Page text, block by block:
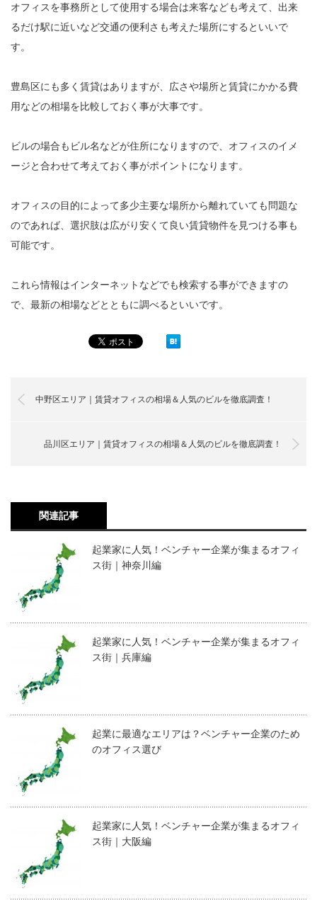
オフィスを事務所として使用する場合は来客なども考えて、出来
るだけ駅に近いなど交通の便利さも考えた場所にするといいで
す。
豊島区にも多く賃貸はありますが、広さや場所と賃貸にかかる費
用などの相場を比較しておく事が大事です。
ビルの場合もビル名などが住所になりますので、オフィスのイメ
ージと合わせて考えておく事がポイントになります。
オフィスの目的によって多少主要な場所から離れていても問題な
のであれば、選択肢は広がり安くて良い賃貸物件を見つける事も
可能です。
これら情報はインターネットなどでも検索する事ができますの
で、最新の相場などとともに調べるといいです。
中野区エリア｜賃貸オフィスの相場＆人気のビルを徹底調査！
品川区エリア｜賃貸オフィスの相場＆人気のビルを徹底調査！
関連記事
起業家に人気！ベンチャー企業が集まるオフィ
ス街｜神奈川編
起業家に人気！ベンチャー企業が集まるオフィ
ス街｜兵庫編
起業に最適なエリアは？ベンチャー企業のため
のオフィス選び
起業家に人気！ベンチャー企業が集まるオフィ
ス街｜大阪編